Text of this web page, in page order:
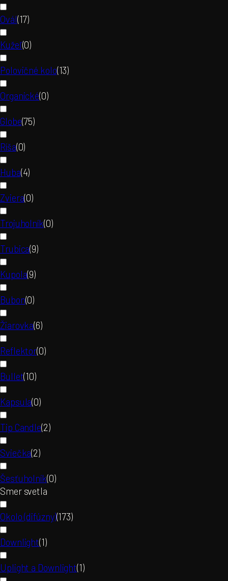
Ovál(17)
Kužeľ(0)
Polovičné kolo(13)
Organické(0)
Globe(75)
Ríša(0)
Huba(4)
Zviera(0)
Trojuholník(0)
Trubica(9)
Kupola(9)
Bubon(0)
Žiarovka(6)
Reflektor(0)
Bullet(10)
Kapsula(0)
Tip Candle(2)
Sviečka(2)
Šesťuholník(0)
Smer svetla
Okolo (difúzny)(173)
Downlight(1)
Uplight a Downlight(1)